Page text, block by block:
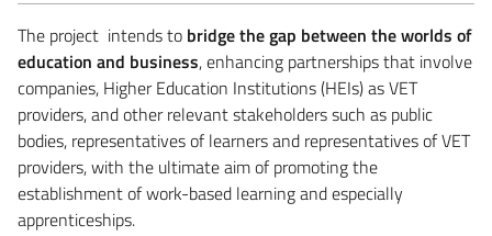
The project intends to bridge the gap between the worlds of
education and business, enhancing partnerships that involve
companies, Higher Education Institutions (HEIs) as VET
providers, and other relevant stakeholders such as public
bodies, representatives of learners and representatives of VET
providers, with the ultimate aim of promoting the
establishment of work-based learning and especially
apprenticeships.